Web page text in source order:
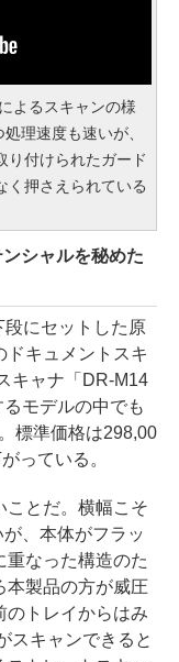
よるスキャンの様
理速度も速いが、
り付けられたガード
く押さえられている
シャルを秘めた
にセットした原
ドキュメントスキ
キャナ「DR-M14
モデルの中でも
標準価格は298,00
っている。
とだ。横幅こそ
、本体がフラッ
重なった構造のた
本製品の方が威圧
のトレイからはみ
スキャンできると